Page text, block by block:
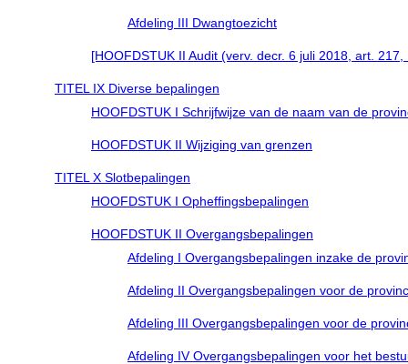
Afdeling III Dwangtoezicht
[HOOFDSTUK II Audit (verv. decr. 6 juli 2018, art.
TITEL IX Diverse bepalingen
HOOFDSTUK I Schrijfwijze van de naam van de
HOOFDSTUK II Wijziging van grenzen
TITEL X Slotbepalingen
HOOFDSTUK I Opheffingsbepalingen
HOOFDSTUK II Overgangsbepalingen
Afdeling I Overgangsbepalingen inzake de
Afdeling II Overgangsbepalingen voor de
Afdeling III Overgangsbepalingen voor de
Afdeling IV Overgangsbepalingen voor het